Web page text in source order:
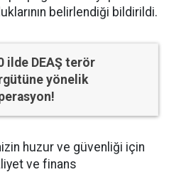
belirlendiği bildirildi.
ilde DEAŞ terör
yönelik
huzur ve güvenliği için
ve finans